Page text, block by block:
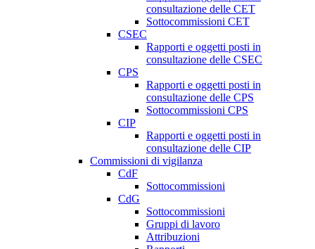
consultazione delle CET
Sottocommissioni CET
CSEC
Rapporti e oggetti posti in
consultazione delle CSEC
CPS
Rapporti e oggetti posti in
consultazione delle CPS
Sottocommissioni CPS
CIP
Rapporti e oggetti posti in
consultazione delle CIP
Commissioni di vigilanza
CdF
Sottocommissioni
CdG
Sottocommissioni
Gruppi di lavoro
Attribuzioni